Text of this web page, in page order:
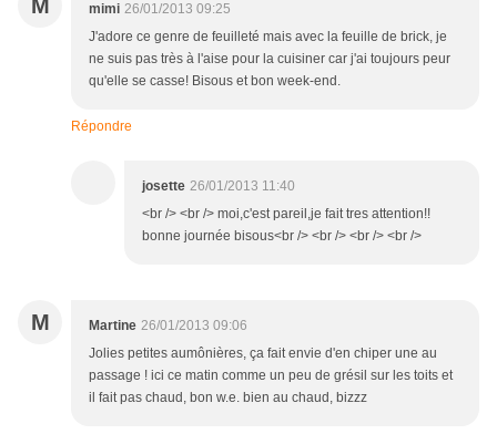
M mimi 26/01/2013 09:25
J'adore ce genre de feuilleté mais avec la feuille de brick, je
ne suis pas très à l'aise pour la cuisiner car j'ai toujours peur
qu'elle se casse! Bisous et bon week-end.
Répondre
josette 26/01/2013 11:40
<br /> <br /> moi,c'est pareil,je fait tres attention!!
bonne journée bisous<br /> <br /> <br /> <br />
M Martine 26/01/2013 09:06
Jolies petites aumônières, ça fait envie d'en chiper une au
passage ! ici ce matin comme un peu de grésil sur les toits et
il fait pas chaud, bon w.e. bien au chaud, bizzz